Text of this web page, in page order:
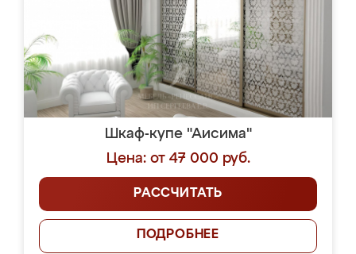
Шкаф-купе "Аисима"
Цена: от 47 000 руб.
РАССЧИТАТЬ
ПОДРОБНЕЕ